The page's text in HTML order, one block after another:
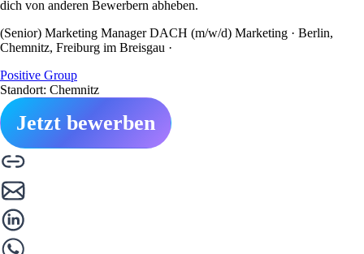
dich von anderen Bewerbern abheben.
(Senior) Marketing Manager DACH (m/w/d) Marketing · Berlin,
Chemnitz, Freiburg im Breisgau ·
Positive Group
Standort: Chemnitz
Jetzt bewerben